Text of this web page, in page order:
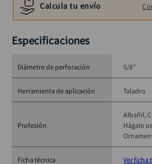
Calcula tu envío
Especificaciones
Diámetro de perforación 5/8"
Herramienta de aplicación Taladro
Profesión
Albañil
Hágalo
Ficha técnica Ver ficha